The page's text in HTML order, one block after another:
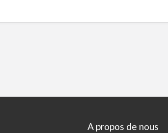
A propos de nous